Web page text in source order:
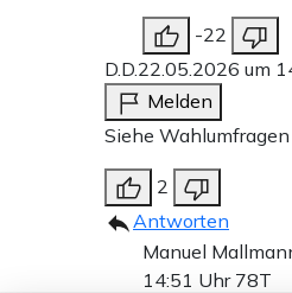
-22
D.D. 22.05.2026 um
Melden
Siehe Wahlumfragen
2
Antworten
Manuel
14:51 Uhr 78T